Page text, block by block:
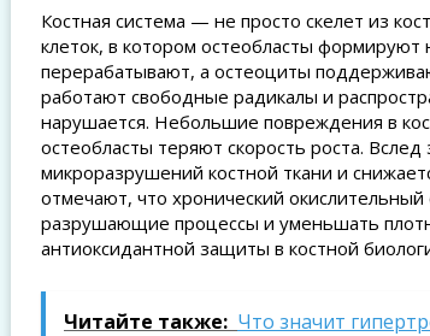
Костная система — не просто скелет из
клеток, в котором остеобласты формируют
перерабатывают, а остеоциты
работают свободные радикалы и
нарушается. Небольшие повреждения в
остеобласты теряют скорость роста. Вслед
микроразрушений костной ткани и
отмечают, что хронический окислительный
разрушающие процессы и уменьшать
антиоксидантной защиты в костной
Читайте также: Что значит